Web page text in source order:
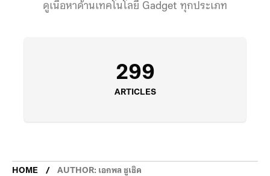
ดูเนื้อหาด้านเทคโนโลยี Gadget ทุกประเภท
299
ARTICLES
HOME AUTHOR: เอกพล ชูเชิด